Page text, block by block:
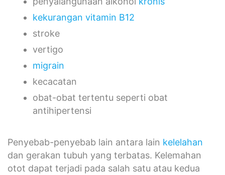
kekurangan vitamin B12
stroke
vertigo
migrain
kecacatan
obat-obat tertentu seperti obat
antihipertensi
Penyebab-penyebab lain antara lain kelelahan
dan gerakan tubuh yang terbatas. Kelemahan
otot dapat terjadi pada salah satu atau kedua